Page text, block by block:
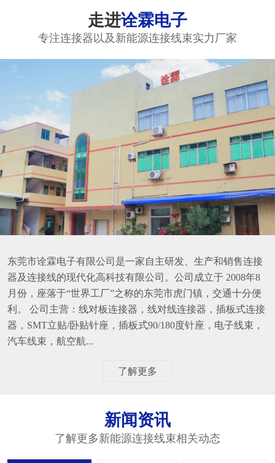
走进诠霖电子
专注连接器以及新能源连接线束实力厂家
东莞市诠霖电子有限公司是一家自主研发、生产和销售连接
器及连接线的现代化高科技有限公司。公司成立于 2008年8
月份，座落于“世界工厂”之称的东莞市虎门镇，交通十分便
利。 公司主营：线对板连接器，线对线连接器，插板式连接
器，SMT立贴/卧贴针座，插板式90/180度针座，电子线束，
汽车线束，航空航...
了解更多
新闻资讯
了解更多新能源连接线束相关动态